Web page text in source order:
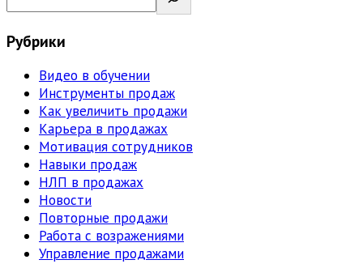
Рубрики
Видео в обучении
Инструменты продаж
Как увеличить продажи
Карьера в продажах
Мотивация сотрудников
Навыки продаж
НЛП в продажах
Новости
Повторные продажи
Работа с возражениями
Управление продажами